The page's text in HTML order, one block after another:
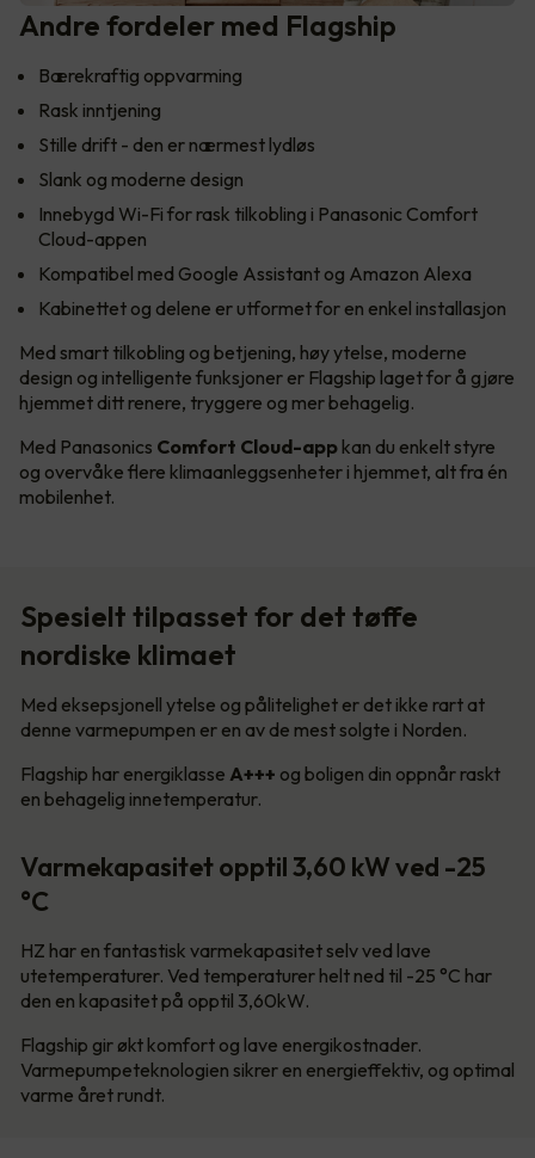
Andre fordeler med Flagship
Bærekraftig oppvarming
Rask inntjening
Stille drift - den er nærmest lydløs
Slank og moderne design
Innebygd Wi-Fi for rask tilkobling i Panasonic Comfort
Cloud-appen
Kompatibel med Google Assistant og Amazon Alexa
Kabinettet og delene er utformet for en enkel installasjon
Med smart tilkobling og betjening, høy ytelse, moderne
design og intelligente funksjoner er Flagship laget for å gjøre
hjemmet ditt renere, tryggere og mer behagelig.
Med Panasonics Comfort Cloud-app kan du enkelt styre
og overvåke flere klimaanleggsenheter i hjemmet, alt fra én
mobilenhet.
Spesielt tilpasset for det tøffe
nordiske klimaet
Med eksepsjonell ytelse og pålitelighet er det ikke rart at
denne varmepumpen er en av de mest solgte i Norden.
Flagship har energiklasse A+++ og boligen din oppnår raskt
en behagelig innetemperatur.
Varmekapasitet opptil 3,60 kW ved -25
°C
HZ har en fantastisk varmekapasitet selv ved lave
utetemperaturer. Ved temperaturer helt ned til -25 °C har
den en kapasitet på opptil 3,60kW.
Flagship gir økt komfort og lave energikostnader.
Varmepumpeteknologien sikrer en energieffektiv, og optimal
varme året rundt.